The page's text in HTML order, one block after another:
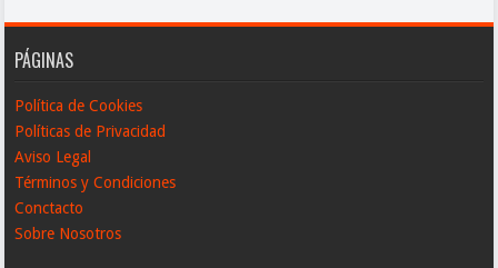
PÁGINAS
Política de Cookies
Políticas de Privacidad
Aviso Legal
Términos y Condiciones
Conctacto
Sobre Nosotros